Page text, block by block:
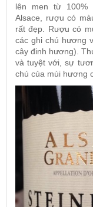
lên men từ 100%
Alsace, rượu có
rất đẹp. Rượu có
các ghi chú hương
cây đinh hương).
và tuyệt với, sự
chú của mùi hương